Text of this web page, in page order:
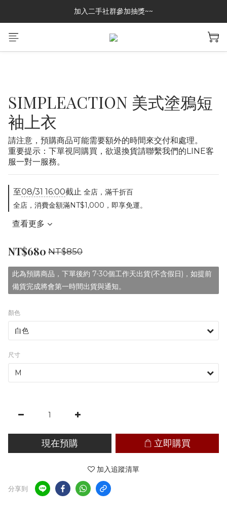
加入二手社群參加抽獎~~
加入二手社群參加抽獎~~
GREASE CLUB 已上架!!限時優惠中
SIMPLEACTION 美式塗鴉短
袖上衣
請注意，預購商品可能需要額外的時間來交付和處理。
重要提示：下單視同購買，欲退換貨請聯繫我們的LINE客
服一對一服務。
至08/31 16:00截止 全店，滿千折百
全店，消費金額滿NT$1,000，即享免運。
查看更多
NT$680 NT$850
此為預購商品，下單後約 7-30個工作天出貨(不含假日)，如提前
備貨完成將會第一時間出貨與通知。
顏色
尺寸
現在預購 立即購買
加入追蹤清單
分享到